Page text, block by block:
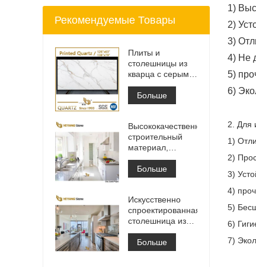
1)
2)
3)
4) Не
5)
6)
2. Для
1)
2)
3)
4)
5)
6)
7)
Рекомендуемые Товары
Плиты и
столешницы из
кварца с серыми
прожилками с
принтом | Кварц
с принтом по
PQ005
Больше
Высококачественный
строительный
материал,
каменная
напольная
плитка, светло-
проекты
Больше
Искусственно
спроектированная
столешница из
белого
кварцевого камня
Калакатта,
Больше